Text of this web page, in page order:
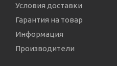
Условия доставки
Гарантия на товар
Информация
Производители